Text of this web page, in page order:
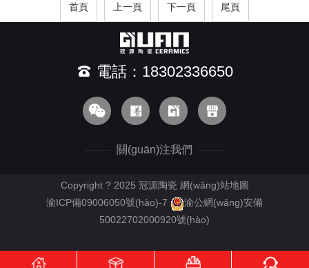
首頁 上一頁 下一頁 尾頁
電話：18302336650
關(guān)注我們
Copyright ? 2025 冠源陶瓷 網(wǎng)站地圖
渝ICP備09006050號(hào)-7
渝公網(wǎng)安備
50022702000920號(hào)